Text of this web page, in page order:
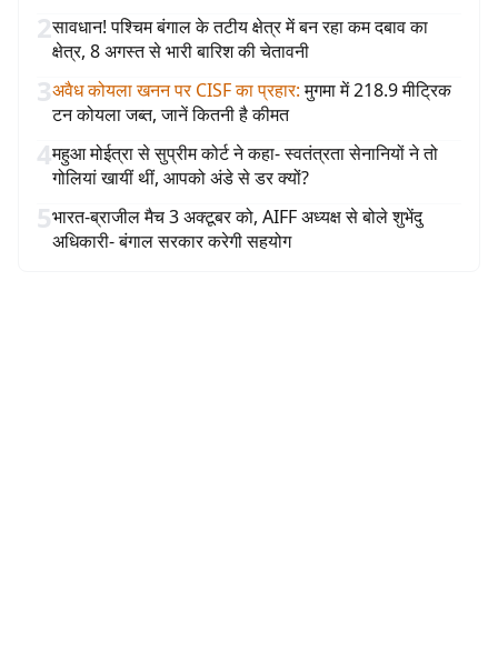
2सावधान! पश्चिम बंगाल के तटीय क्षेत्र में बन रहा कम दबाव का
क्षेत्र, 8 अगस्त से भारी बारिश की चेतावनी
3अवैध कोयला खनन पर CISF का प्रहार: मुगमा में 218.9 मीट्रिक
टन कोयला जब्त, जानें कितनी है कीमत
4महुआ मोईत्रा से सुप्रीम कोर्ट ने कहा- स्वतंत्रता सेनानियों ने तो
गोलियां खायीं थीं, आपको अंडे से डर क्यों?
5भारत-ब्राजील मैच 3 अक्टूबर को, AIFF अध्यक्ष से बोले शुभेंदु
अधिकारी- बंगाल सरकार करेगी सहयोग